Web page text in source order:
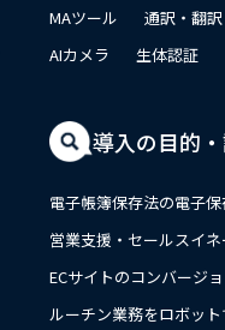
MAツール
通訳・翻訳
AIカメラ
生体認証
導入の目的
電子帳簿保存法の電子
営業支援・セールスイ
ECサイトのコンバージ
ルーチン業務をロボッ